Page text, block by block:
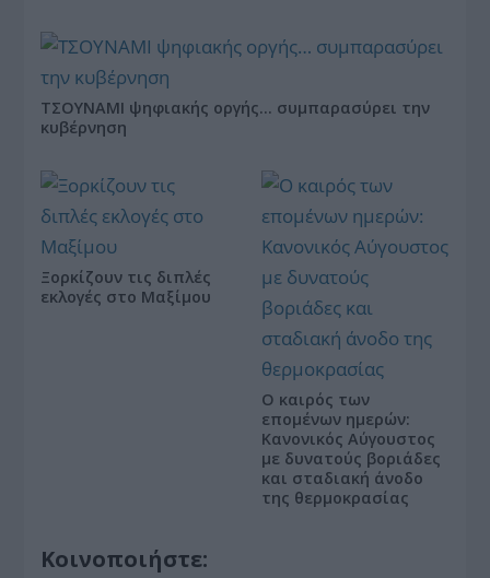
ΤΣΟΥΝΑΜΙ ψηφιακής οργής… συμπαρασύρει την
κυβέρνηση
Ξορκίζουν τις διπλές
εκλογές στο Μαξίμου
Ο καιρός των
επομένων ημερών:
Κανονικός Αύγουστος
με δυνατούς βοριάδες
και σταδιακή άνοδο
της θερμοκρασίας
Κοινοποιήστε: